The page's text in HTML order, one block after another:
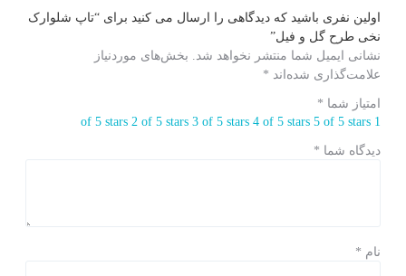
اولین نفری باشید که دیدگاهی را ارسال می کنید برای “تاپ شلوارک
نخی طرح گل و فیل”
نشانی ایمیل شما منتشر نخواهد شد.
بخش‌های موردنیاز
علامت‌گذاری شده‌اند *
امتیاز شما *
1 of 5 stars
2 of 5 stars 3 of 5 stars 4 of 5 stars 5 of 5 stars
دیدگاه شما *
نام *